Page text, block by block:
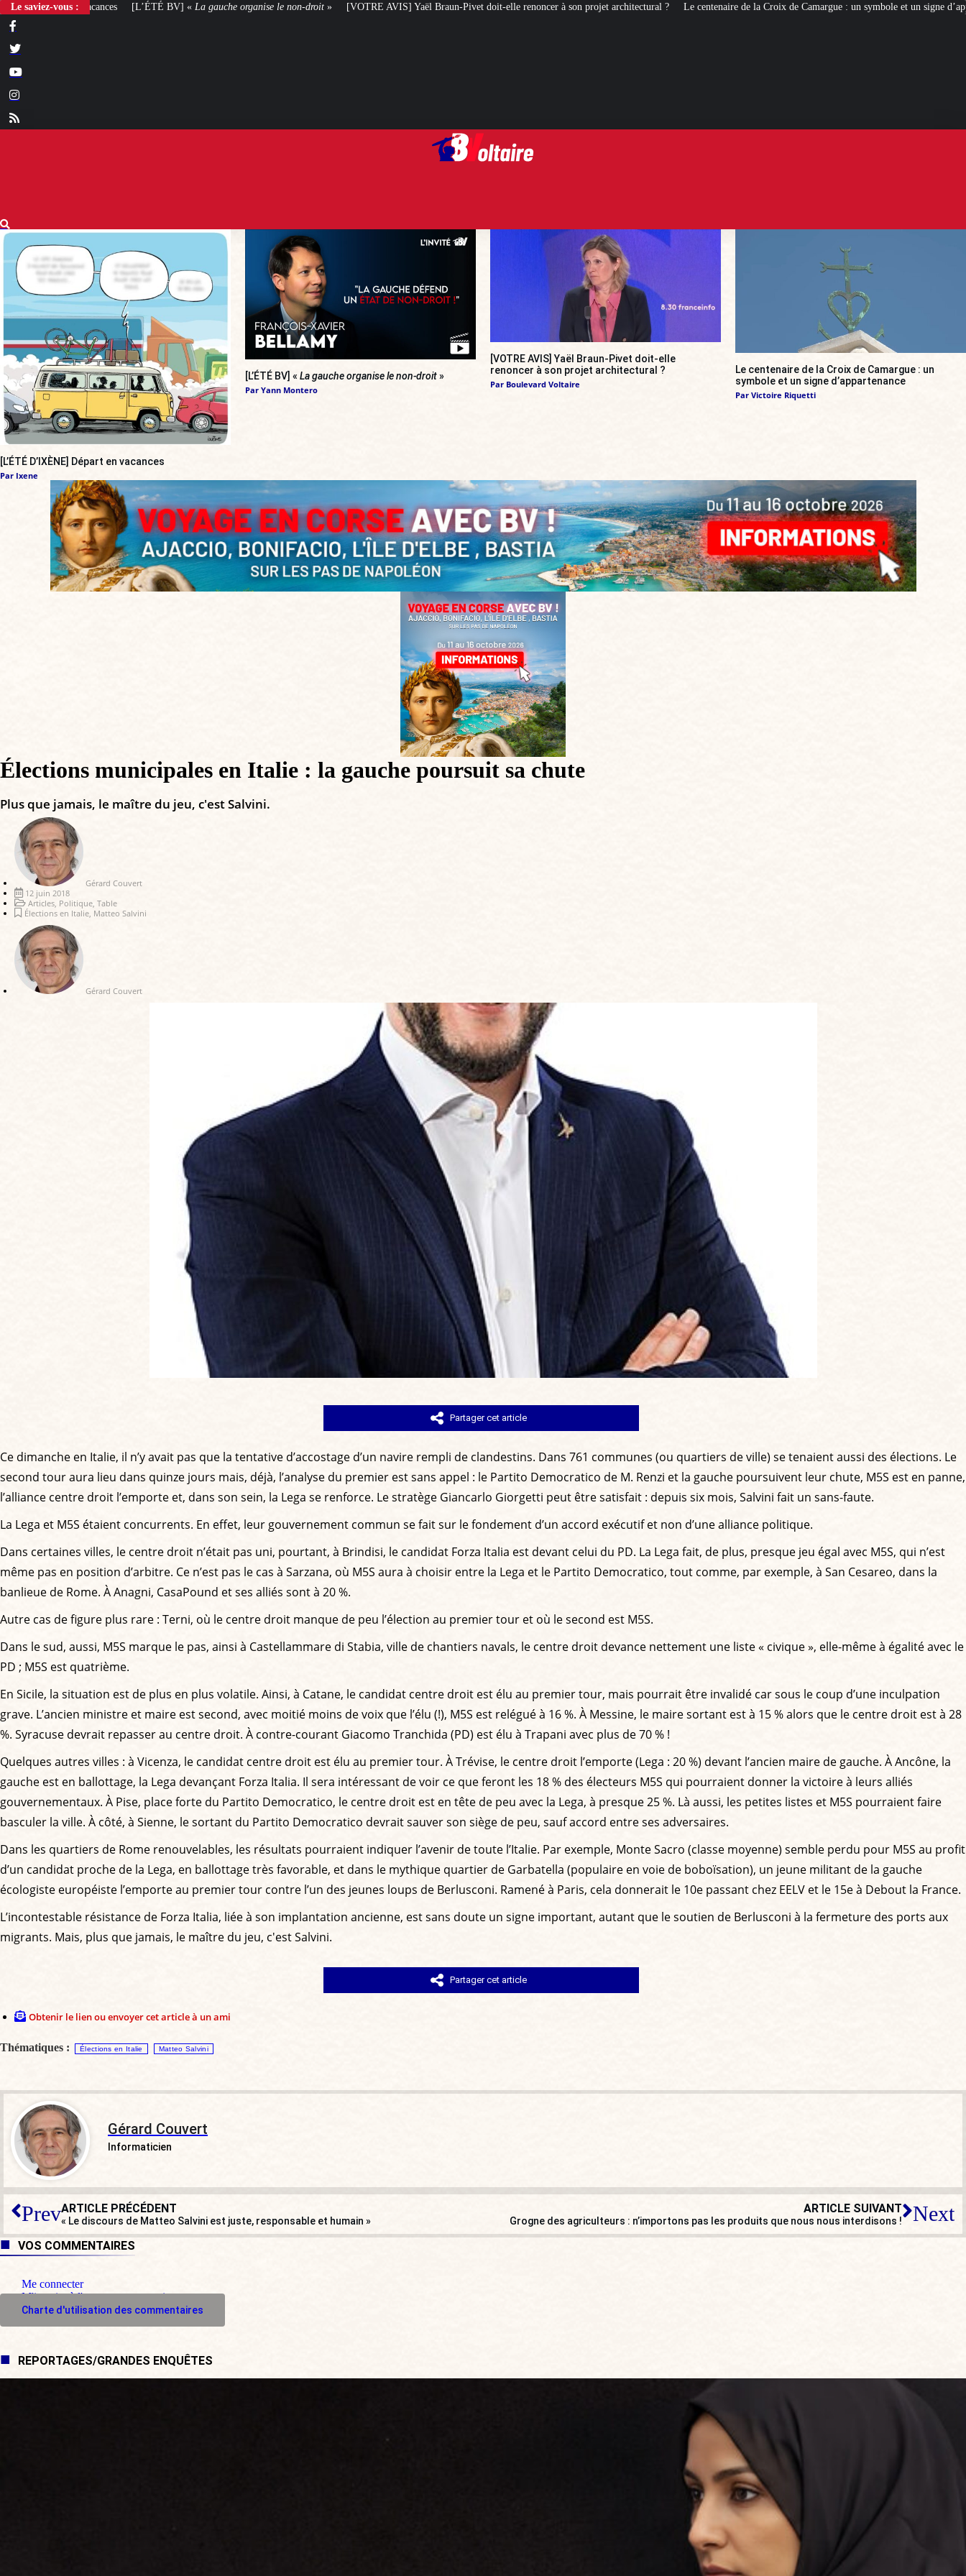
Le saviez-vous :
[L’ÉTÉ BV] « La gauche organise le non-droit» [VOTRE AVIS] Yaël Braun-Pivet doit-elle renoncer à son projet architectural ? Le centenaire de la Croix de Camargue : un symbole et un signe d’appartenance [ROMANS
[L’ÉTÉ D’IXÈNE] Départ en vacances
Par Ixene
[L’ÉTÉ BV] « La gauche organise le non-droit»
Par Yann Montero
[VOTRE AVIS] Yaël Braun-Pivet doit-elle
renoncer à son projet architectural ?
Par Boulevard Voltaire
Le centenaire de la Croix de Camargue : un
symbole et un signe d’appartenance
Par Victoire Riquetti
Élections municipales en Italie : la gauche poursuit sa chute
Plus que jamais, le maître du jeu, c'est Salvini.
Gérard Couvert
12 juin 2018
Articles Politique Table
Élections en Italie Matteo Salvini
Gérard Couvert
Partager cet article
Ce dimanche en Italie, il n’y avait pas que la tentative d’accostage d’un navire rempli de clandestins. Dans 761 communes (ou quartiers de ville) se tenaient aussi des élections. Le
second tour aura lieu dans quinze jours mais, déjà, l’analyse du premier est sans appel : le Partito Democratico de M. Renzi et la gauche poursuivent leur chute, M5S est en panne,
l’alliance centre droit l’emporte et, dans son sein, la Lega se renforce. Le stratège Giancarlo Giorgetti peut être satisfait : depuis six mois, Salvini fait un sans-faute.
La Lega et M5S étaient concurrents. En effet, leur gouvernement commun se fait sur le fondement d’un accord exécutif et non d’une alliance politique.
Dans certaines villes, le centre droit n’était pas uni, pourtant, à Brindisi, le candidat Forza Italia est devant celui du PD. La Lega fait, de plus, presque jeu égal avec M5S, qui n’est
même pas en position d’arbitre. Ce n’est pas le cas à Sarzana, où M5S aura à choisir entre la Lega et le Partito Democratico, tout comme, par exemple, à San Cesareo, dans la
banlieue de Rome. À Anagni, CasaPound et ses alliés sont à 20 %.
Autre cas de figure plus rare : Terni, où le centre droit manque de peu l’élection au premier tour et où le second est M5S.
Dans le sud, aussi, M5S marque le pas, ainsi à Castellammare di Stabia, ville de chantiers navals, le centre droit devance nettement une liste « civique », elle-même à égalité avec le
PD ; M5S est quatrième.
En Sicile, la situation est de plus en plus volatile. Ainsi, à Catane, le candidat centre droit est élu au premier tour, mais pourrait être invalidé car sous le coup d’une inculpation
grave. L’ancien ministre et maire est second, avec moitié moins de voix que l’élu (!), M5S est relégué à 16 %. À Messine, le maire sortant est à 15 % alors que le centre droit est à 28
%. Syracuse devrait repasser au centre droit. À contre-courant Giacomo Tranchida (PD) est élu à Trapani avec plus de 70 % !
Quelques autres villes : à Vicenza, le candidat centre droit est élu au premier tour. À Trévise, le centre droit l’emporte (Lega : 20 %) devant l’ancien maire de gauche. À Ancône, la
gauche est en ballottage, la Lega devançant Forza Italia. Il sera intéressant de voir ce que feront les 18 % des électeurs M5S qui pourraient donner la victoire à leurs alliés
gouvernementaux. À Pise, place forte du Partito Democratico, le centre droit est en tête de peu avec la Lega, à presque 25 %. Là aussi, les petites listes et M5S pourraient faire
basculer la ville. À côté, à Sienne, le sortant du Partito Democratico devrait sauver son siège de peu, sauf accord entre ses adversaires.
Dans les quartiers de Rome renouvelables, les résultats pourraient indiquer l’avenir de toute l’Italie. Par exemple, Monte Sacro (classe moyenne) semble perdu pour M5S au profit
d’un candidat proche de la Lega, en ballottage très favorable, et dans le mythique quartier de Garbatella (populaire en voie de boboïsation), un jeune militant de la gauche
écologiste européiste l’emporte au premier tour contre l’un des jeunes loups de Berlusconi. Ramené à Paris, cela donnerait le 10e passant chez EELV et le 15e à Debout la France.
L’incontestable résistance de Forza Italia, liée à son implantation ancienne, est sans doute un signe important, autant que le soutien de Berlusconi à la fermeture des ports aux
migrants. Mais, plus que jamais, le maître du jeu, c'est Salvini.
Partager cet article
Obtenir le lien ou envoyer cet article à un ami
Thématiques : Élections en Italie Matteo Salvini
Gérard Couvert
Informaticien
PrevARTICLE PRÉCÉDENT
« Le discours de Matteo Salvini est juste, responsable et humain »
ARTICLE SUIVANT
Grogne des agriculteurs : n’importons pas les produits que nous nous interdisons ! Next
VOS COMMENTAIRES
Me connecter
M'inscrire à l'espace commentaire
Charte d'utilisation des commentaires
REPORTAGES/GRANDES ENQUÊTES